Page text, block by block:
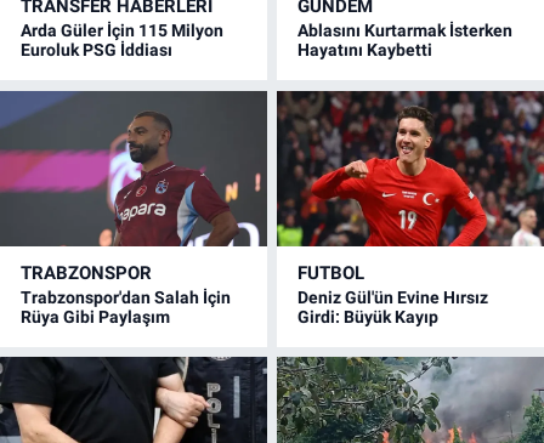
TRANSFER HABERLERI
Arda Güler İçin 115 Milyon
Euroluk PSG İddiası
GÜNDEM
Ablasını Kurtarmak İsterken
Hayatını Kaybetti
TRABZONSPOR
Trabzonspor'dan Salah İçin
Rüya Gibi Paylaşım
FUTBOL
Deniz Gül'ün Evine Hırsız
Girdi: Büyük Kayıp